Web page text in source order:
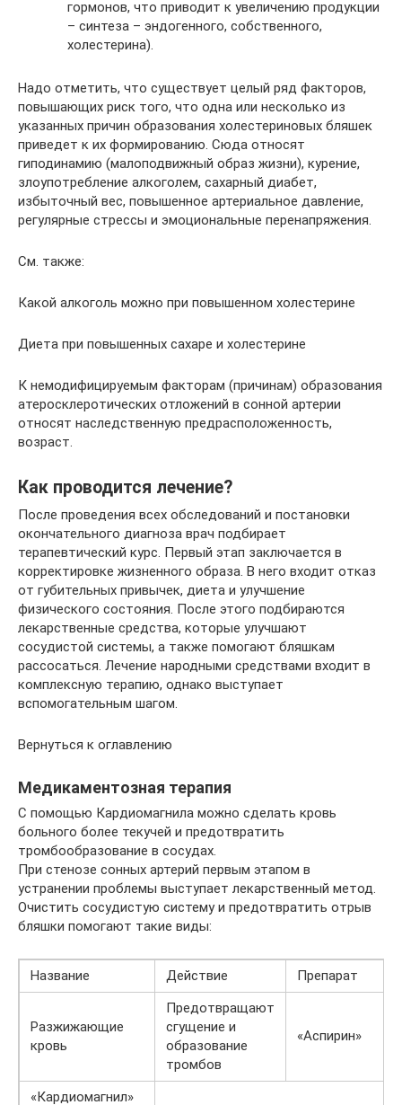
гормонов, что приводит к увеличению продукции
– синтеза – эндогенного, собственного,
холестерина).
Надо отметить, что существует целый ряд факторов,
повышающих риск того, что одна или несколько из
указанных причин образования холестериновых бляшек
приведет к их формированию. Сюда относят
гиподинамию (малоподвижный образ жизни), курение,
злоупотребление алкоголем, сахарный диабет,
избыточный вес, повышенное артериальное давление,
регулярные стрессы и эмоциональные перенапряжения.
См. также:
Какой алкоголь можно при повышенном холестерине
Диета при повышенных сахаре и холестерине
К немодифицируемым факторам (причинам) образования
атеросклеротических отложений в сонной артерии
относят наследственную предрасположенность,
возраст.
Как проводится лечение?
После проведения всех обследований и постановки
окончательного диагноза врач подбирает
терапевтический курс. Первый этап заключается в
корректировке жизненного образа. В него входит отказ
от губительных привычек, диета и улучшение
физического состояния. После этого подбираются
лекарственные средства, которые улучшают
сосудистой системы, а также помогают бляшкам
рассосаться. Лечение народными средствами входит в
комплексную терапию, однако выступает
вспомогательным шагом.
Вернуться к оглавлению
Медикаментозная терапия
С помощью Кардиомагнила можно сделать кровь
больного более текучей и предотвратить
тромбообразование в сосудах.
При стенозе сонных артерий первым этапом в
устранении проблемы выступает лекарственный метод.
Очистить сосудистую систему и предотвратить отрыв
бляшки помогают такие виды:
Название Действие Препарат
Разжижающие
кровь
Предотвращают
сгущение и
образование
тромбов
«Аспирин»
«Кардиомагнил»